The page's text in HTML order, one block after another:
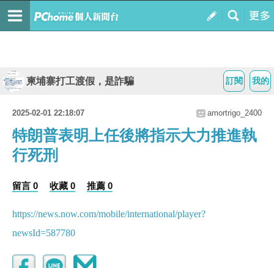
我的
訂閱
柬埔寨打工渡假，是詐騙
2025-02-01 22:18:07 amortrigo_2400
特朗普表明上任後將指示大力推進執
行死刑
留言 0 收藏 0 推薦 0
https://news.now.com/mobile/international/player?
newsId=587780